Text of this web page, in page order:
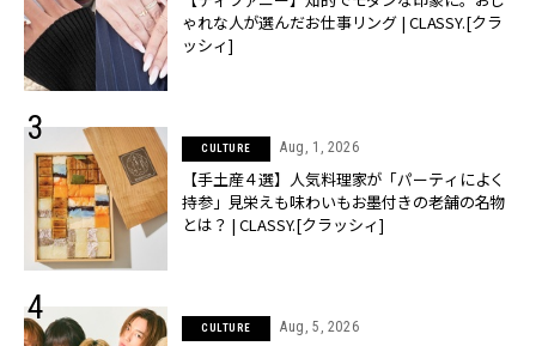
ゃれな人が選んだお仕事リング | CLASSY.[クラ
ッシィ]
CULTURE Aug, 1, 2026
【手土産４選】人気料理家が「パーティによく
持参」見栄えも味わいもお墨付きの老舗の名物
とは？ | CLASSY.[クラッシィ]
CULTURE Aug, 5, 2026